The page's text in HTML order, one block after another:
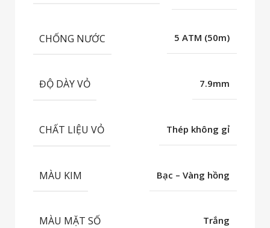
CHỐNG NƯỚC 5 ATM (50m)
ĐỘ DÀY VỎ 7.9mm
CHẤT LIỆU VỎ Thép không gỉ
MÀU KIM Bạc – Vàng hồng
MÀU MẶT SỐ Trắng